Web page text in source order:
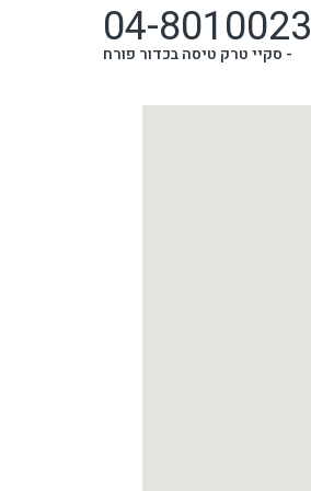
04-8010023‏
- סקיי טרק טיסה בכדור פורח